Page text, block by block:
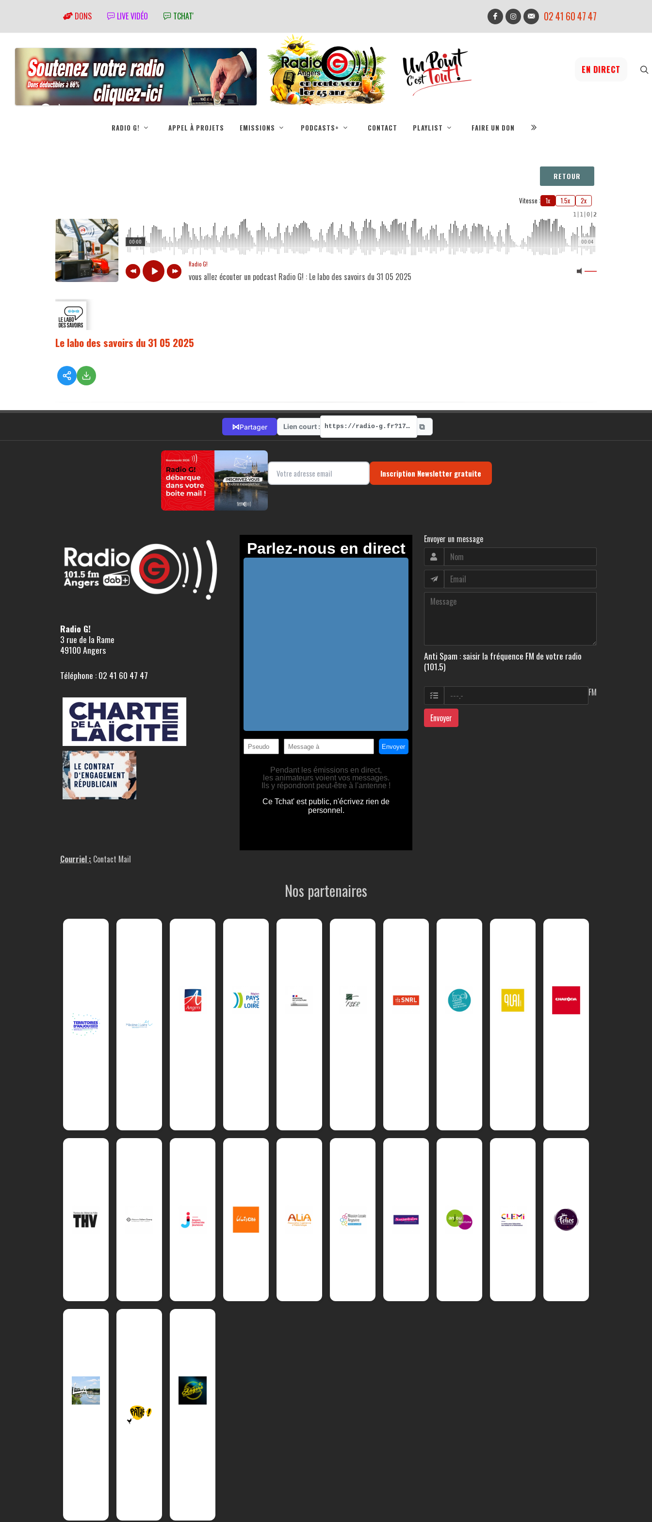
DONS LIVE VIDÉO TCHAT' 02 41 60 47 47
EN DIRECT
RADIO G! APPEL À PROJETS EMISSIONS PODCASTS+ CONTACT PLAYLIST FAIRE UN DON
RETOUR
Vitesse : 1x 1.5x 2x
1 1 0 2
00:04
00:00
Radio G!
vous allez écouter un podcast Radio G! : Le labo des savoirs du 31 05 2025
Le labo des savoirs du 31 05 2025
⋈Partager Lien court : https://radio-g.fr?17812 ⧉
Inscription Newsletter gratuite
Radio G!
3 rue de la Rame
49100 Angers
Téléphone : 02 41 60 47 47
Courriel : Contact Mail
Envoyer un message
Anti Spam : saisir la fréquence FM de votre radio
(101.5)
FM
Envoyer
Nos partenaires